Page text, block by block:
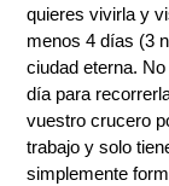
quieres vivirla y
menos 4 días (3
ciudad eterna.
día para
vuestro crucero
trabajo y solo
simplemente